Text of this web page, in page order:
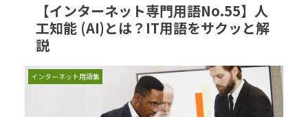
【インターネット専門用語No.55】人
工知能 (AI)とは？IT用語をサクッと解
説
インターネット用語集